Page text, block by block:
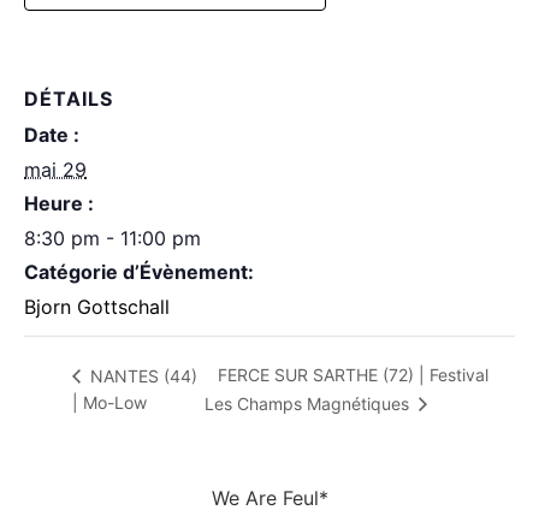
DÉTAILS
Date :
mai 29
Heure :
8:30 pm - 11:00 pm
Catégorie d’Évènement:
Bjorn Gottschall
NANTES (44)
| Mo-Low
FERCE SUR SARTHE (72) | Festival
Les Champs Magnétiques
We Are Feul*